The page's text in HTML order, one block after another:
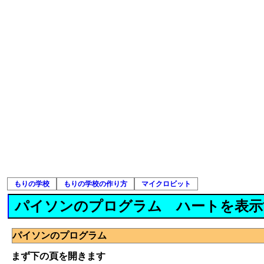
もりの学校 もりの学校の作り方 マイクロビット
パイソンのプログラム ハートを表
パイソンのプログラム
まず下の頁を開きます